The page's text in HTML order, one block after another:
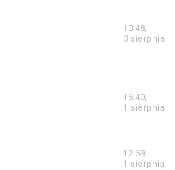
10:48,
3 sierpnia
16:40,
1 sierpnia
12:59,
1 sierpnia